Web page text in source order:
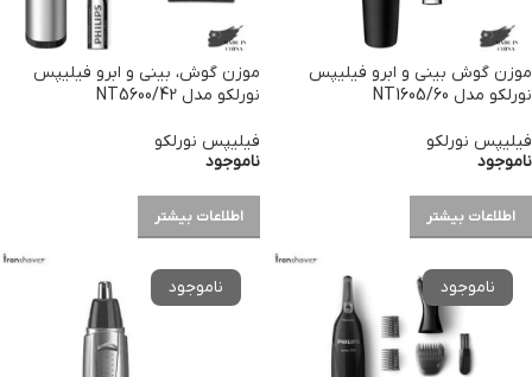
موزن گوش بینی و ابرو فیلیپس
نورلکو مدل NT1605/60
فیلیپس نورلکو
ناموجود
اطلاعات بیشتر
موزن گوش، بینی و ابرو فیلیپس
نورلکو مدل NT5600/42
فیلیپس نورلکو
ناموجود
اطلاعات بیشتر